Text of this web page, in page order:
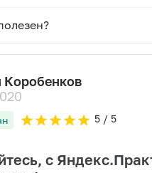
Коробенков
5/ 5
с